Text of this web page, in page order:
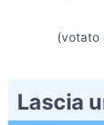
(votato
Lascia